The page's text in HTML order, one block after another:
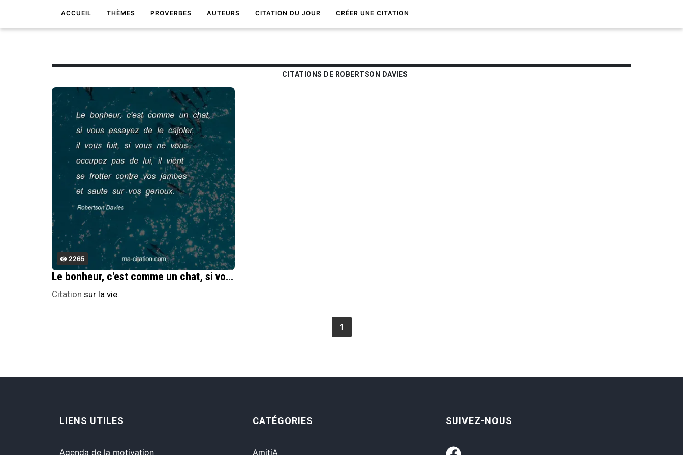
ACCUEIL THÈMES PROVERBES AUTEURS CITATION DU JOUR CRÉER UNE CITATION
CITATIONS DE ROBERTSON DAVIES
2265
Le bonheur, c'est comme un chat, si vous essayez de le cajoler, il vous fuit, si vous ne vous occupez pas de lui, il vient se frotter contre vos jambes et saute sur vos genoux.
Citation sur la vie.
1
LIENS UTILES
Agenda de la motivation
CATÉGORIES
AmitiA
SUIVEZ-NOUS